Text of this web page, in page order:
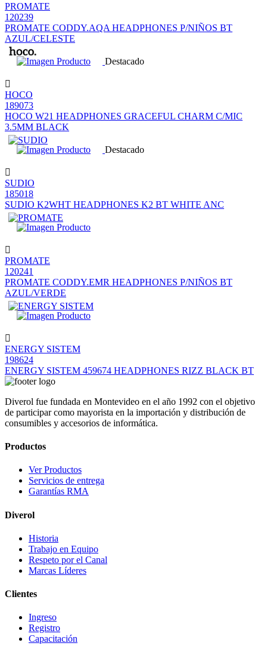
PROMATE
120239
PROMATE CODDY.AQA HEADPHONES P/NIÑOS BT
AZUL/CELESTE
Destacado
HOCO
189073
HOCO W21 HEADPHONES GRACEFUL CHARM C/MIC
3.5MM BLACK
Destacado
SUDIO
185018
SUDIO K2WHT HEADPHONES K2 BT WHITE ANC
PROMATE
120241
PROMATE CODDY.EMR HEADPHONES P/NIÑOS BT
AZUL/VERDE
ENERGY SISTEM
198624
ENERGY SISTEM 459674 HEADPHONES RIZZ BLACK BT
Diverol fue fundada en Montevideo en el año 1992 con el objetivo
de participar como mayorista en la importación y distribución de
consumibles y accesorios de informática.
Productos
Ver Productos
Servicios de entrega
Garantías RMA
Diverol
Historia
Trabajo en Equipo
Respeto por el Canal
Marcas Líderes
Clientes
Ingreso
Registro
Capacitación